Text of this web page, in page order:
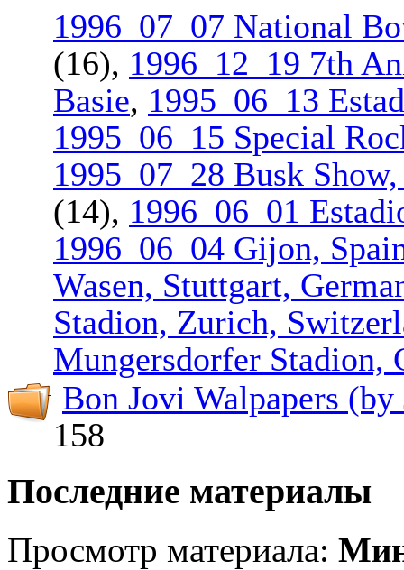
1996_07_07 National
(16), 1996_12_19 7th
Basie, 1995_06_13
1995_06_15 Special
1995_07_28 Busk
(14), 1996_06_01
1996_06_04 Gijon,
Wasen, Stuttgart,
Stadion, Zurich,
Mungersdorf­er Stadion,
Bon Jovi Walpapers (by
158
Последние материалы
Просмотр материала: